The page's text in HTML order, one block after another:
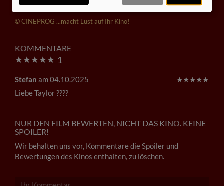
Inhalte zum Teil von
© CINEPROG ...macht Lust auf Ihr Kino!
KOMMENTARE
★★★★★ 1
Stefan am 04.10.2025 ★★★★★
Liebe Taylor ????
NUR DEN FILM BEWERTEN, NICHT DAS KINO. KEINE
SPOILER!
Wir behalten uns vor, Kommentare die Spoiler und
Bewertungen des Kinos enthalten, zu löschen.